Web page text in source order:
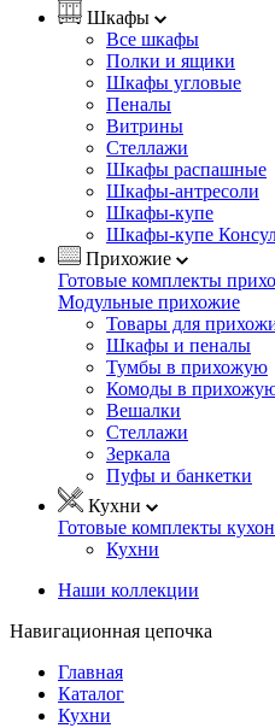
Шкафы
Все шкафы
Полки и ящики
Шкафы угловые
Пеналы
Витрины
Стеллажи
Шкафы распашные
Шкафы-антресоли
Шкафы-купе
Шкафы-купе
Прихожие
Готовые комплекты
Модульные прихожие
Товары для
Шкафы и пеналы
Тумбы в прихожую
Комоды в
Вешалки
Стеллажи
Зеркала
Пуфы и банкетки
Кухни
Готовые комплекты
Кухни
Наши коллекции
Навигационная цепочка
Главная
Каталог
Кухни